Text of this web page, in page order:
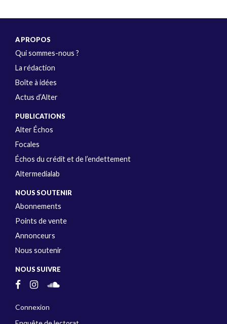
A PROPOS
Qui sommes-nous ?
La rédaction
Boîte à idées
Actus d’Alter
PUBLICATIONS
Alter Échos
Focales
Échos du crédit et de l’endettement
Altermedialab
NOUS SOUTENIR
Abonnements
Points de vente
Annonceurs
Nous soutenir
NOUS SUIVRE
Connexion